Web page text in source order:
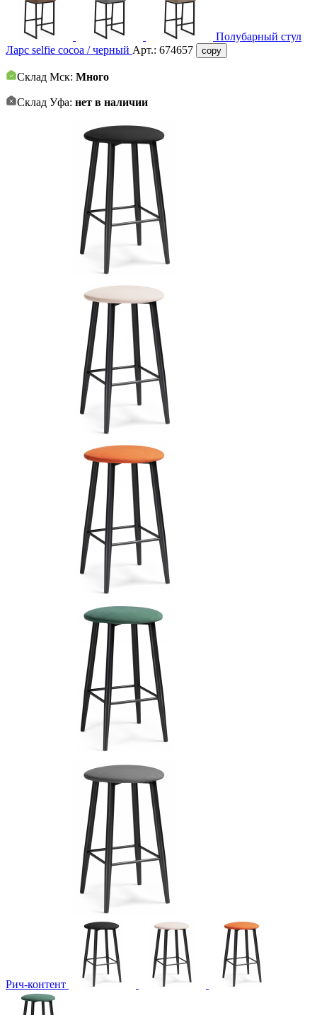
Полубарный стул
Ларс selfie cocoa / черный Арт.: 674657 copy
Склад Мск: Много
Склад Уфа: нет в наличии
Рич-контент